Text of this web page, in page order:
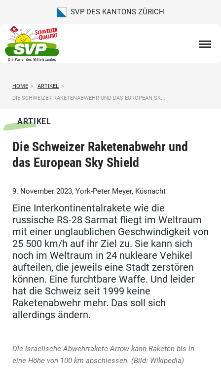
SVP DES KANTONS ZÜRICH
HOME > ARTIKEL >
DIE SCHWEIZER RAKETENABWEHR UND DAS EUROPEAN SK...
ARTIKEL
Die Schweizer Raketenabwehr und
das European Sky Shield
9. November 2023, York-Peter Meyer, Küsnacht
Eine Interkontinentalrakete wie die
russische RS-28 Sarmat fliegt im Weltraum
mit einer unglaublichen Geschwindigkeit von
25 500 km/h auf ihr Ziel zu. Sie kann sich
noch im Weltraum in 24 nukleare Vehikel
aufteilen, die jeweils eine Stadt zerstören
können. Eine furchtbare Waffe. Und leider
hat die Schweiz seit 1999 keine
Raketenabwehr mehr. Das soll sich
allerdings ändern.
Die israelische Abwehrrakete Arrow kann Raketen bis in
eine Höhe von 100 km abschiessen. (Bild: Wikipedia)